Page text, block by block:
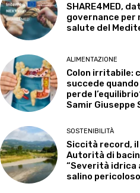
SHARE4MED,
governance per
salute del
ALIMENTAZIONE
Colon irritabile:
succede
perde
Samir Giuseppe
SOSTENIBILITÀ
Siccità record, il
Autorità di
“Severità idrica
salino